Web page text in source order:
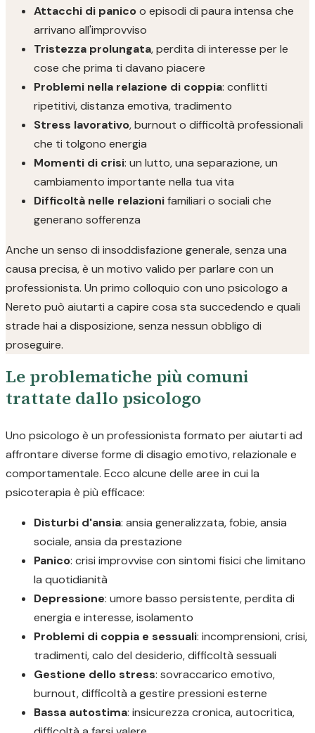
Attacchi di panicoo episodi di paura intensa che
arrivano all'improvviso
Tristezza prolungata, perdita di interesse per le
cose che prima ti davano piacere
Problemi nella relazione di coppia: conflitti
ripetitivi, distanza emotiva, tradimento
Stress lavorativo, burnout o difficoltà professionali
che ti tolgono energia
Momenti di crisi: un lutto, una separazione, un
cambiamento importante nella tua vita
Difficoltà nelle relazionifamiliari o sociali che
generano sofferenza
Anche un senso di insoddisfazione generale, senza una
causa precisa, è un motivo valido per parlare con un
professionista. Un primo colloquio con uno psicologo a
Nereto può aiutarti a capire cosa sta succedendo e quali
strade hai a disposizione, senza nessun obbligo di
proseguire.
Le problematiche più comuni
trattate dallo psicologo
Uno psicologo è un professionista formato per aiutarti ad
affrontare diverse forme di disagio emotivo, relazionale e
comportamentale. Ecco alcune delle aree in cui la
psicoterapia è più efficace:
Disturbi d'ansia: ansia generalizzata, fobie, ansia
sociale, ansia da prestazione
Panico: crisi improvvise con sintomi fisici che limitano
la quotidianità
Depressione: umore basso persistente, perdita di
energia e interesse, isolamento
Problemi di coppia e sessuali: incomprensioni, crisi,
tradimenti, calo del desiderio, difficoltà sessuali
Gestione dello stress: sovraccarico emotivo,
burnout, difficoltà a gestire pressioni esterne
Bassa autostima: insicurezza cronica, autocritica,